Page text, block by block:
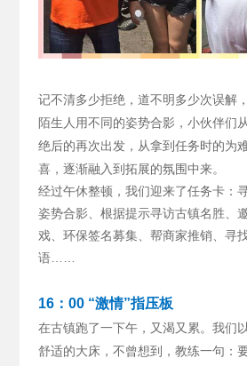
记不清多少拒绝，道不明多少次误解
陌生人用不同的姿势合影，小伙伴们
绝后的再次出发，从拿到任务时的为
喜，逐渐融入到拓展的氛围中来。
经过午休整顿，我们迎来了任务卡：
姿势合影、根据提示寻访古镇名胜、
戏、环保签名募集、帮商家推销、寻
语……
16：00 “激情”指压板
在古镇跑了一下午，又渴又累。我们
舒适的大床，不曾想到，教练一句：